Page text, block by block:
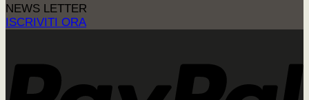
NEWS LETTER
ISCRIVITI ORA